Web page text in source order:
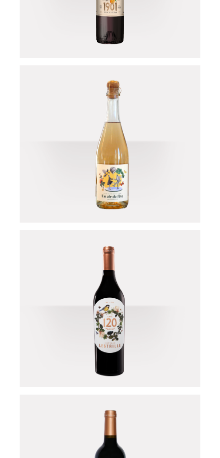
1901 - Vermouth
rouge
Jus de raisin
pétillant